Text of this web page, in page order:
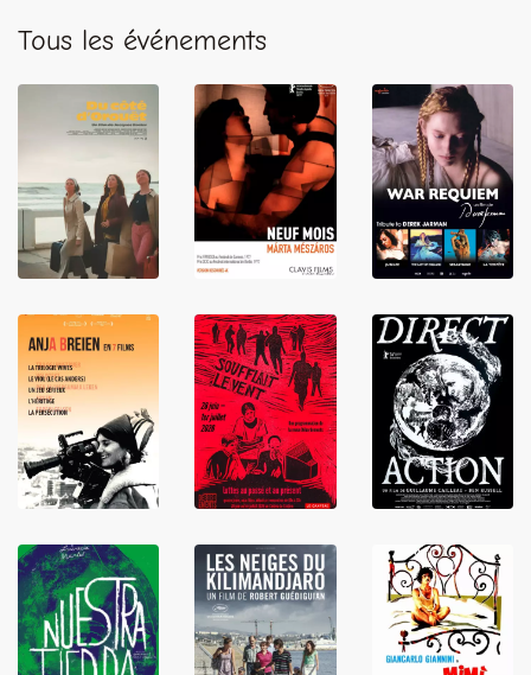
Tous les événements
LIRE LIRE
LIRE
LIRE
LIRE
LIRE